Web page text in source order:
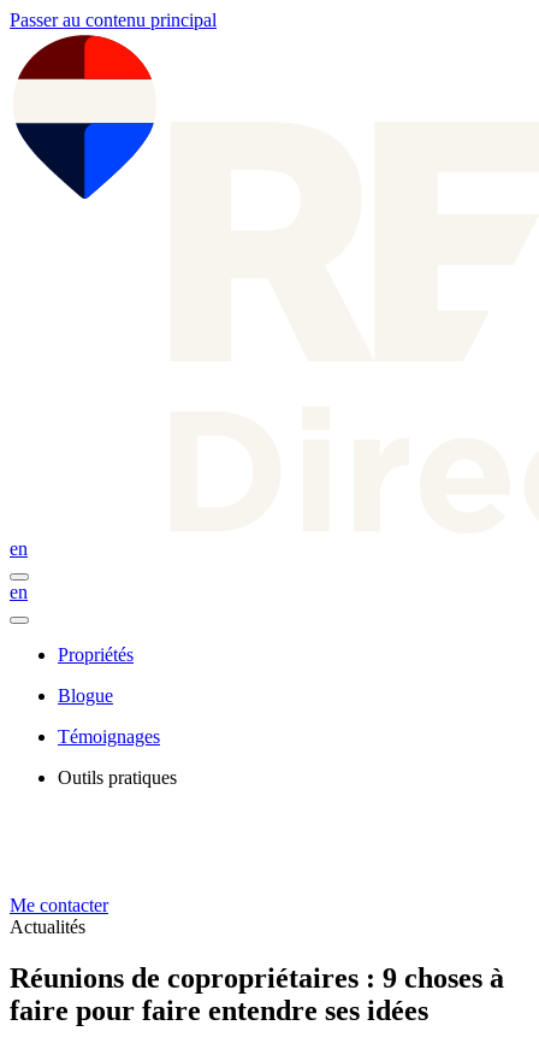
Passer au contenu principal
en
en
Propriétés
Blogue
Témoignages
Outils pratiques
Me contacter
Actualités
Réunions de copropriétaires : 9 choses à
faire pour faire entendre ses idées